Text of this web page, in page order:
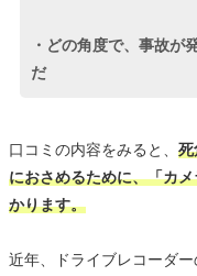
・どの角度で、事故が
だ
口コミの内容をみると、 死
におさめるために、「カ
かります。
近年、ドライブレコーダ